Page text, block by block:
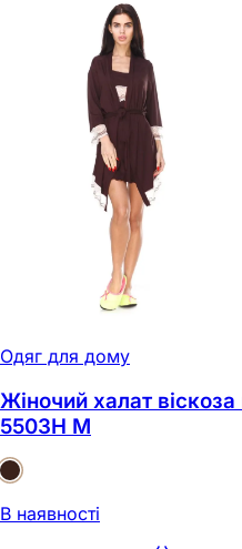
Одяг для дому
Жіночий халат
5503H M
В наявності